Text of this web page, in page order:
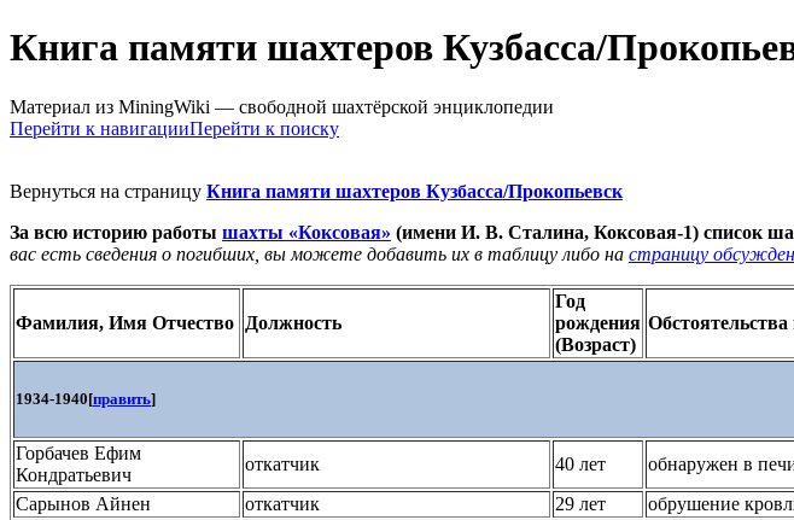
Книга памяти шахтеров Кузбасса/
Материал из MiningWiki — свободной шахтёрской энциклопедии
Перейти к навигацииПерейти к поиску
Вернуться на страницу Книга памяти шахтеров Кузбасса/Прокопьевск
За всю историю работы шахты «Коксовая» (имени И. В. Сталина, Коксовая-1) список
вас есть сведения о погибших, вы можете добавить их в таблицу либо на страницу
Фамилия, Имя Отчество Должность
Год
рождения
(Возраст)
Обстоятельства
1934-1940[править]
Горбачев Ефим
Кондратьевич
откатчик 40 лет обнаружен в
Сарынов Айнен
откатчик 29 лет обрушение